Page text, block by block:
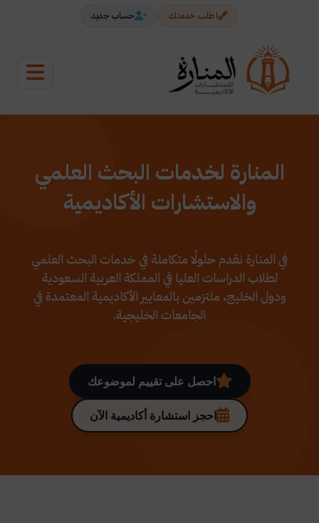
اطلب خدمتك حساب جديد
المنارة لخدمات البحث العلمي
والاستشارات الأكاديمية
في المنارة نقدم حلولًا متكاملة في خدمات البحث العلمي
لطلاب الدراسات العليا في المملكة العربية السعودية
ودول الخليج، ملتزمين بالمعايير الأكاديمية المعتمدة في
الجامعات الخليجية.
احصل على تقييم لموضوعك
احجز استشارة أكاديمية الآن